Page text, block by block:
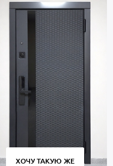
ХОЧУ ТАКУЮ ЖЕ